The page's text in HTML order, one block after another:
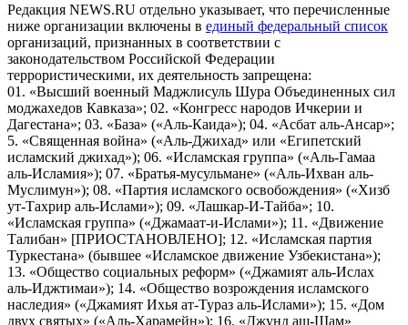
Редакция NEWS.RU отдельно указывает, что перечисленные
ниже организации включены в единый федеральный список
организаций, признанных в соответствии с
законодательством Российской Федерации
террористическими, их деятельность запрещена:
01. «Высший военный Маджлисуль Шура Объединенных сил
моджахедов Кавказа»; 02. «Конгресс народов Ичкерии и
Дагестана»; 03. «База» («Аль-Каида»); 04. «Асбат аль-Ансар»;
5. «Священная война» («Аль-Джихад» или «Египетский
исламский джихад»); 06. «Исламская группа» («Аль-Гамаа
аль-Исламия»); 07. «Братья-мусульмане» («Аль-Ихван аль-
Муслимун»); 08. «Партия исламского освобождения» («Хизб
ут-Тахрир аль-Ислами»); 09. «Лашкар-И-Тайба»; 10.
«Исламская группа» («Джамаат-и-Ислами»); 11. «Движение
Талибан» [ПРИОСТАНОВЛЕНО]; 12. «Исламская партия
Туркестана» (бывшее «Исламское движение Узбекистана»);
13. «Общество социальных реформ» («Джамият аль-Ислах
аль-Иджтимаи»); 14. «Общество возрождения исламского
наследия» («Джамият Ихья ат-Тураз аль-Ислами»); 15. «Дом
двух святых» («Аль-Харамейн»); 16. «Джунд аш-Шам»